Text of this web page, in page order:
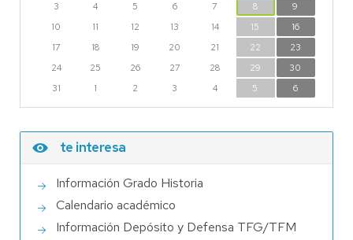
3
4 5 6 7 8
9
10
11 12 13 14 15
16
17
18 19 20 21 22
23
24
25 26 27 28 29
30
31
1 2 3 4 5 6
te interesa
Información Grado Historia
Calendario académico
Información Depósito y Defensa TFG/TFM